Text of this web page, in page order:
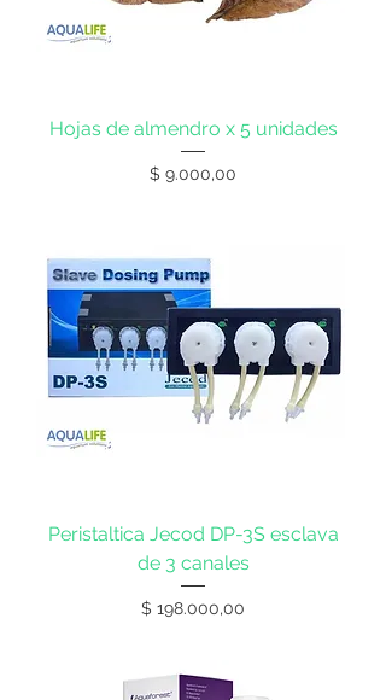
Hojas de almendro x 5 unidades
Precio
$ 9.000,00
Peristaltica Jecod DP-3S esclava
de 3 canales
Precio
$ 198.000,00